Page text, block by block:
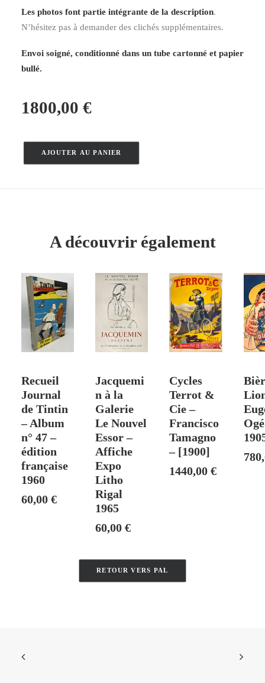
Les photos font partie intégrante de la description.
N’hésitez pas à demander des clichés supplémentaires.
Envoi soigné, conditionné dans un tube cartonné et papier
bullé.
1800,00 €
1897
AJOUTER AU PANIER
A découvrir également
Recueil
Journal
de Tintin
– Album
n° 47 –
édition
française
1960
60,00 €
Jacquemi
n à la
Galerie
Le Nouvel
Essor –
Affiche
Expo
Litho
Rigal
1965
60,00€
Cycles
Terrot &
Cie –
Francisco
Tamagno
– [1900]
1440,00€
RETOUR VERS PAL